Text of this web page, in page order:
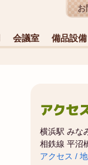
会議室 備品設備
お
アクセ
横浜駅 みな
相鉄線 平沼
アクセス /